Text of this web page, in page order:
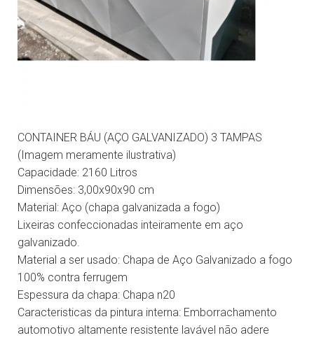
CONTAINER BÁU (AÇO GALVANIZADO) 3 TAMPAS
(Imagem meramente ilustrativa)
Capacidade: 2160 Litros
Dimensões: 3,00x90x90 cm
Material: Aço (chapa galvanizada a fogo)
Lixeiras confeccionadas inteiramente em aço
galvanizado.
Material a ser usado: Chapa de Aço Galvanizado a fogo
100% contra ferrugem
Espessura da chapa: Chapa n20
Caracteristicas da pintura interna: Emborrachamento
automotivo altamente resistente lavável não adere